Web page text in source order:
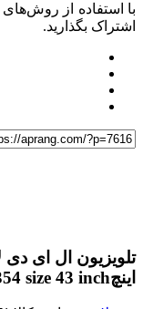
با استفاده از
اشتراک بگذارید.
اینچsize 43 inch